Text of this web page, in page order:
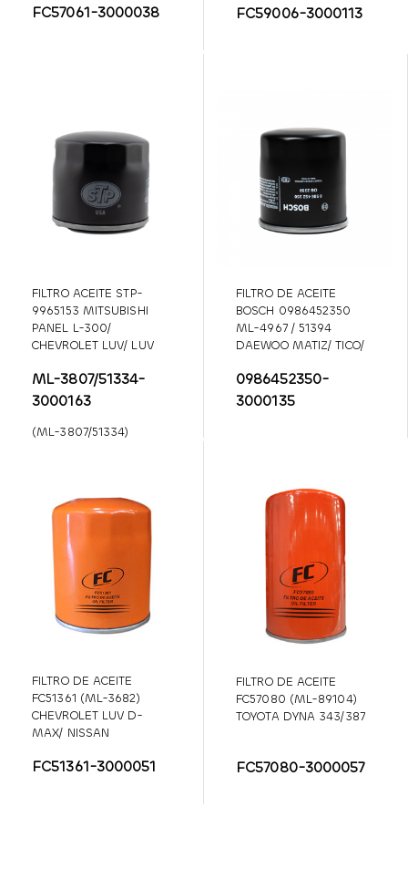
FC57061-3000038 FC59006-3000113
FILTRO ACEITE STP-
9965153 MITSUBISHI
PANEL L-300/
CHEVROLET LUV/ LUV
HYUNDAI ACCENT/
ELANTRA/ GETZ/
(ML-3807/51334)
ML-3807/51334-
3000163
FILTRO DE ACEITE
BOSCH 0986452350
ML-4967 / 51394
DAEWOO MATIZ/ TICO/
CELICA/ COROLLA/
STARLET/ TERIOS
0986452350-
3000135
FILTRO DE ACEITE
FC51361 (ML-3682)
CHEVROLET LUV D-
MAX/ NISSAN
J30/Q45
FC51361-3000051
FILTRO DE ACEITE
FC57080 (ML-89104)
TOYOTA DYNA 343/387
FC57080-3000057